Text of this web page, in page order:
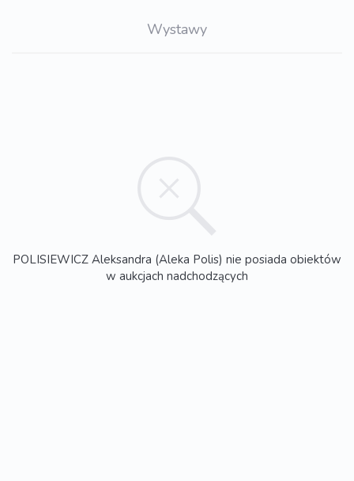
Wystawy
POLISIEWICZ Aleksandra (Aleka Polis) nie posiada obiektów
w aukcjach nadchodzących